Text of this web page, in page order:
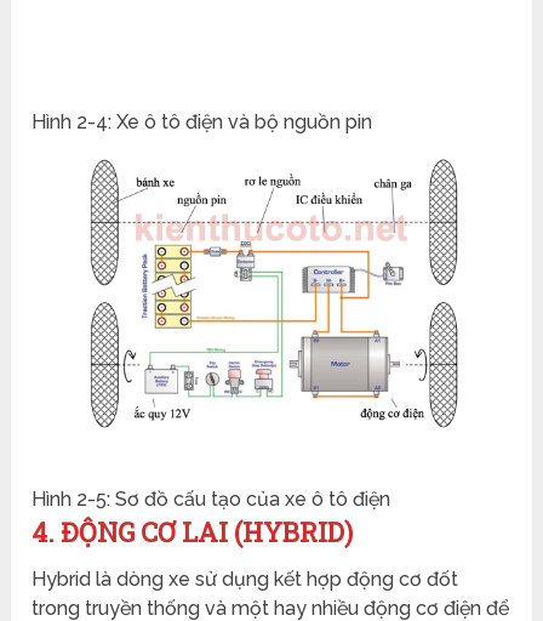
Hình 2-4: Xe ô tô điện và bộ nguồn pin
Hình 2-5: Sơ đồ cấu tạo của xe ô tô điện
4. ĐỘNG CƠ LAI (HYBRID)
Hybrid là dòng xe sử dụng kết hợp động cơ đốt
trong truyền thống và một hay nhiều động cơ điện để